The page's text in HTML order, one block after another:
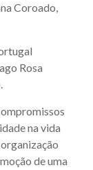
Coroado,
Rosa
na vida
de uma